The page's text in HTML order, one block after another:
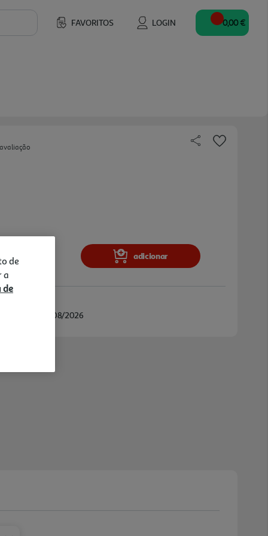
FAVORITOS LOGIN 0,00 €
adicionar
08/2026 e 11/08/2026
de
a
de